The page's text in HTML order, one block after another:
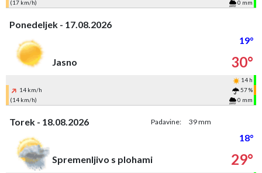
(17 km/h)
0 mm
Ponedeljek - 17.08.2026
19°
Jasno
30°
14 h
14 km/h
57 %
(14 km/h)
0 mm
Torek - 18.08.2026 Padavine: 39 mm
18°
Spremenljivo s plohami
29°